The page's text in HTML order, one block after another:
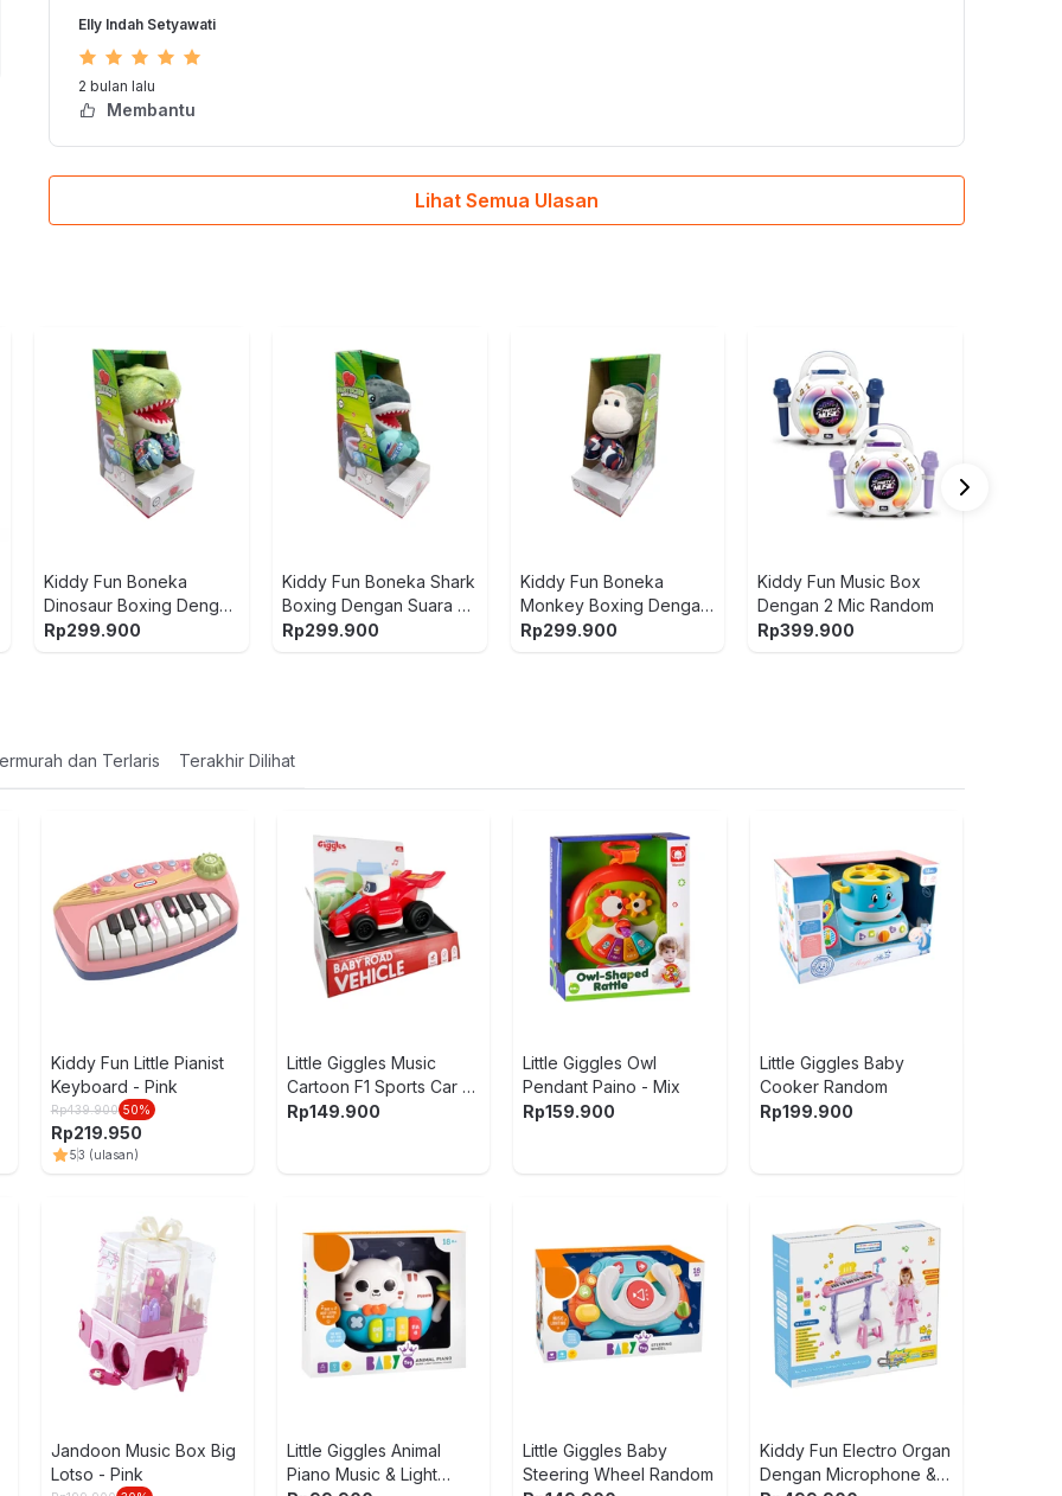
9208Y GAME
Elly Indah Setyawati
2 bulan lalu
Membantu
Lihat Semua Ulasan
Kiddy Fun Boneka
Dinosaur Boxing Dengan
Suara - Hijau
Rp299.900
Kiddy Fun Boneka Shark
Boxing Dengan Suara -
Abu-Abu
Rp299.900
Kiddy Fun Boneka
Monkey Boxing Dengan
Suara - Mix
Rp299.900
Kiddy Fun Music Box
Dengan 2 Mic Random
Rp399.900
dan Terlaris Terakhir Dilihat
Kiddy Fun Little Pianist
Keyboard - Pink
Rp439.900 50%
Rp219.950
53 (ulasan)
Little Giggles Music
Cartoon F1 Sports Car -
Merah
Rp149.900
Little Giggles Owl
Pendant Paino - Mix
Rp159.900
Little Giggles Baby
Cooker Random
Rp199.900
Jandoon Music Box Big
Lotso - Pink
Little Giggles Animal
Piano Music & Light
Little Giggles Baby
Steering Wheel Random
Kiddy Fun Electro Organ
Dengan Microphone &